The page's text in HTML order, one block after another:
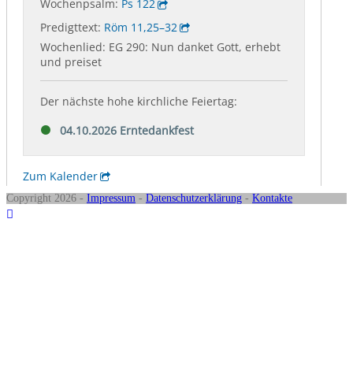
Copyright 2026 - Impressum - Datenschutzerklärung - Kontakte